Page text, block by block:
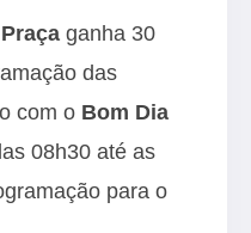
ganha 30
das
com o Bom Dia
08h30 até as
para o